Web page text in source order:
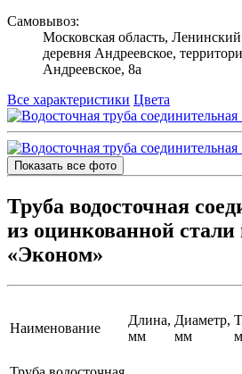
Самовывоз:
Московская область, Ленинский
деревня Андреевское,
Андреевское, 8а
Все характеристики Цвета
Показать все фото
Труба водосточная
из оцинкованной
«Эконом»
Наименование
Длина,
мм
Диаметр,
мм